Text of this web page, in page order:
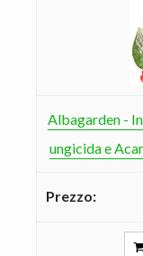
Albagarden -
ungicida e